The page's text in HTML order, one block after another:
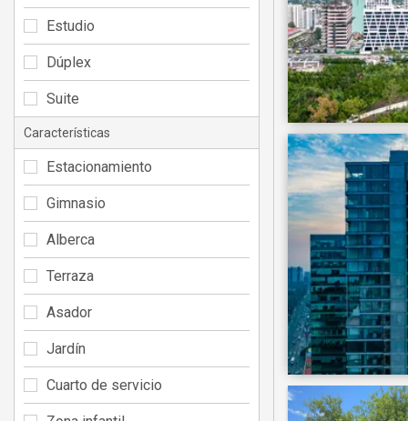
Estudio
Dúplex
Suite
Características
Estacionamiento
Gimnasio
Alberca
Terraza
Asador
Jardín
Cuarto de servicio